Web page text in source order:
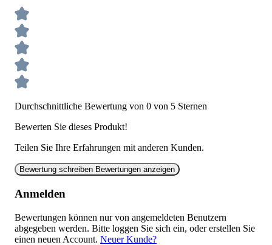
Durchschnittliche Bewertung von 0 von 5 Sternen
Bewerten Sie dieses Produkt!
Teilen Sie Ihre Erfahrungen mit anderen Kunden.
Bewertung schreiben Bewertungen anzeigen
Anmelden
Bewertungen können nur von angemeldeten Benutzern
abgegeben werden. Bitte loggen Sie sich ein, oder erstellen Sie
einen neuen Account. Neuer Kunde?